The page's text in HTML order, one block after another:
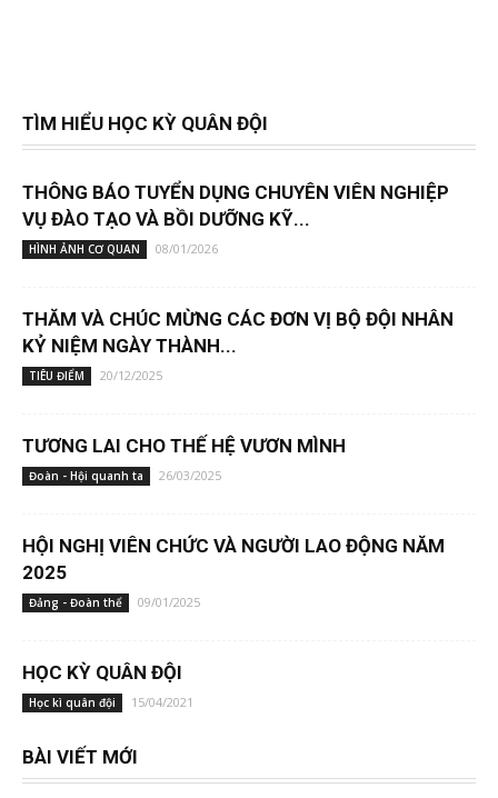
TÌM HIỂU HỌC KỲ QUÂN ĐỘI
THÔNG BÁO TUYỂN DỤNG CHUYÊN VIÊN NGHIỆP
VỤ ĐÀO TẠO VÀ BỒI DƯỠNG KỸ...
HÌNH ẢNH CƠ QUAN 08/01/2026
THĂM VÀ CHÚC MỪNG CÁC ĐƠN VỊ BỘ ĐỘI NHÂN
KỶ NIỆM NGÀY THÀNH...
TIÊU ĐIỂM 20/12/2025
TƯƠNG LAI CHO THẾ HỆ VƯƠN MÌNH
Đoàn - Hội quanh ta 26/03/2025
HỘI NGHỊ VIÊN CHỨC VÀ NGƯỜI LAO ĐỘNG NĂM
2025
Đảng - Đoàn thể 09/01/2025
HỌC KỲ QUÂN ĐỘI
Học kì quân đội 15/04/2021
BÀI VIẾT MỚI